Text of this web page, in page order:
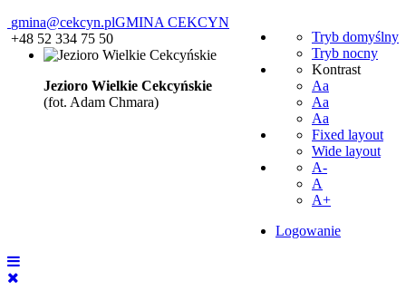
gmina@cekcyn.pl
+48 52 334 75 50
Tryb domyślny
Tryb nocny
Kontrast
Aa
Aa
Aa
Fixed layout
Wide layout
A-
A
A+
Logowanie
GMINA CEKCYN
Jezioro Wielkie Cekcyńskie
(fot. Adam Chmara)